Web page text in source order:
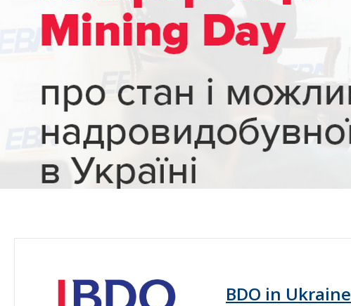
BDO in Ukraine